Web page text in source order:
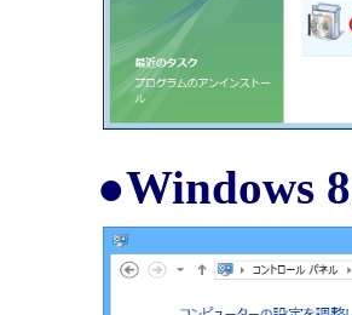
●Windows